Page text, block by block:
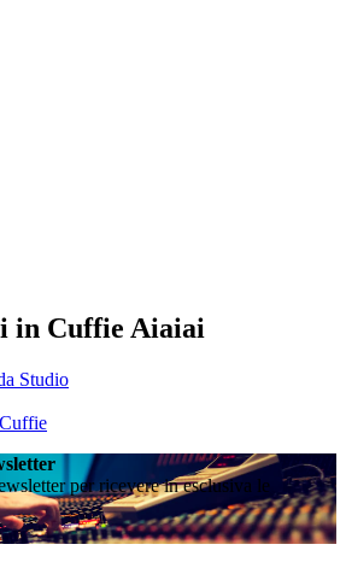
in Cuffie Aiaiai
Studio
per ricevere in esclusiva le